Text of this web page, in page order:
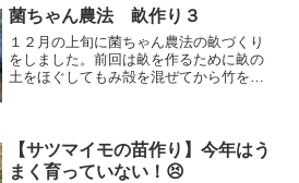
状態です。ちょっと様子を見ていただこ
うと思います。
菌ちゃん農法 畝作り３
１２月の上旬に菌ちゃん農法の畝づくり
をしました。前回は畝を作るために畝の
土をほぐしてもみ殻を混ぜてから竹を入
に分けて畝を作った様子を紹介します
ね！
【サツマイモの苗作り】今年はう
まく育っていない！😣